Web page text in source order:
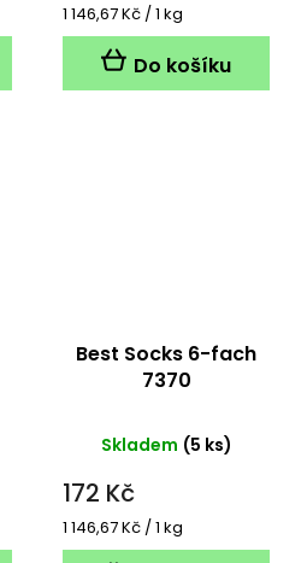
Měrná
cena:
1 146,67 Kč / 1 kg
Do košíku
Best Socks 6-fach
7370
Skladem (5 ks)
172 Kč
Měrná
cena:
1 146,67 Kč / 1 kg